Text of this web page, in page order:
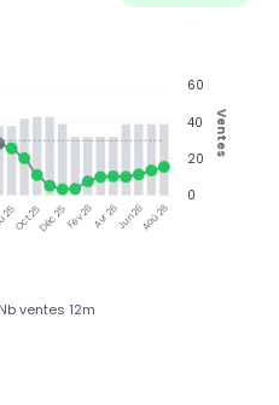
25Oct 25Déc 25Fév 26Avr 26Jun 26Aoû 26
60
40
20
0
Ventes
Nb ventes 12m